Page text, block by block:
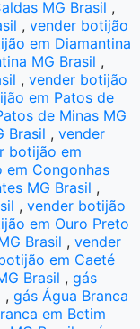
MG Brasil ,
,vender botijão
em Diamantina
MG Brasil ,
,vender botijão
em Patos de
de Minas MG
Brasil ,vender
botijão em
Congonhas
MG Brasil ,
,vender botijão
em Ouro Preto
Brasil ,vender
em Caeté
Brasil ,gás
,gás Água Branca
em Betim